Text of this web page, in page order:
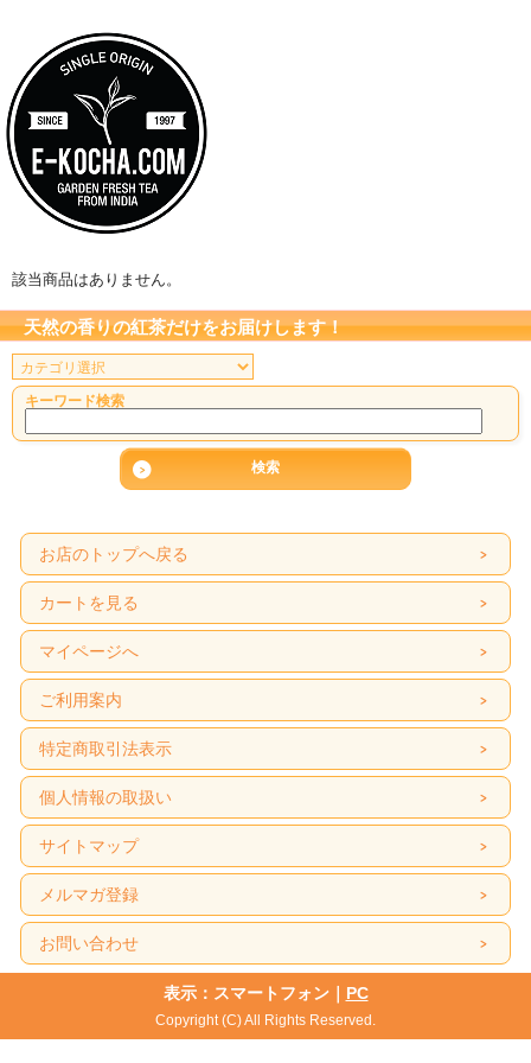
該当商品はありません。
天然の香りの紅茶だけをお届けします！
キーワード検索
お店のトップへ戻る
カートを見る
マイページへ
ご利用案内
特定商取引法表示
個人情報の取扱い
サイトマップ
メルマガ登録
お問い合わせ
表示：スマートフォン｜ PC
Copyright (C) All Rights Reserved.